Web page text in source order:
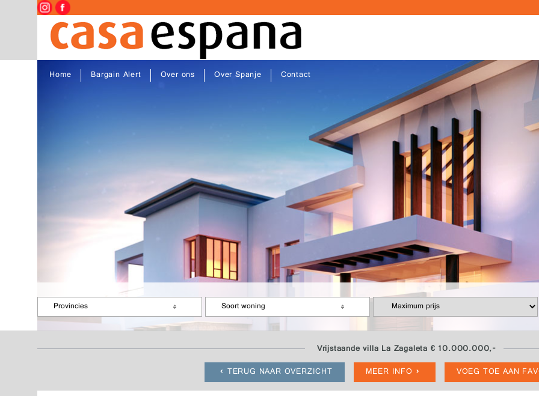
Home Bargain Alert Over ons Over Spanje Contact
Provincies Soort woning
Vrijstaande villa La Zagaleta € 10.000.000,-
TERUG NAAR OVERZICHT
MEER INFO VOEG TOE AAN